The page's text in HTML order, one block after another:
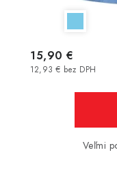
12,93 € bez DPH
15,90 €
Veľmi